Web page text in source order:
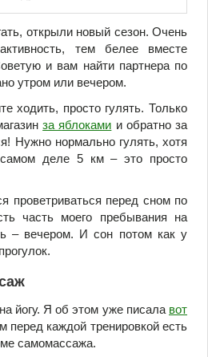
открыли новый сезон. Очень
тем белее вместе
и вам найти партнера по
утром или вечером.
ходить, просто гулять. Только
за яблоками и обратно за
Нужно нормально гулять, хотя
деле 5 км – это просто
проветриваться перед сном по
часть моего пребывания на
– вечером. И сон потом как у
йогу. Я об этом уже писала вот
перед каждой тренировкой есть
самомассажа.